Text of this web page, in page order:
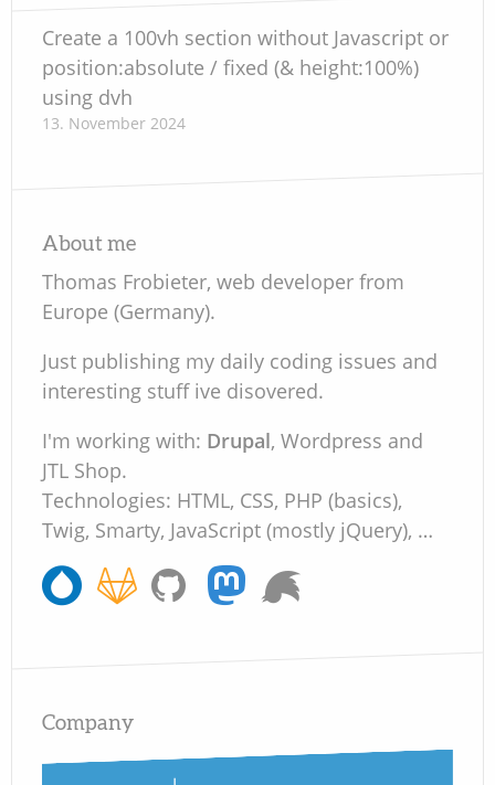
Create a 100vh section without Javascript or
position:absolute / fixed (& height:100%)
using dvh
13. November 2024
About me
Thomas Frobieter, web developer from
Europe (Germany).
Just publishing my daily coding issues and
interesting stuff ive disovered.
I'm working with: Drupal, Wordpress and
JTL Shop.
Technologies: HTML, CSS, PHP (basics),
Twig, Smarty, JavaScript (mostly jQuery), …
Company